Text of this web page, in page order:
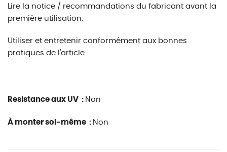
Lire la notice / recommandations du fabricant avant la
première utilisation.
Utiliser et entretenir conformément aux bonnes
pratiques de l'article.
Resistance aux UV : Non
À monter soi-même : Non